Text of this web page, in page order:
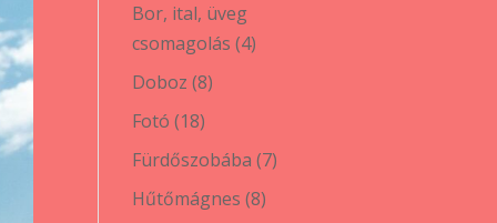
Bor, ital, üveg
csomagolás 44
Doboz 88
Fotó 1818
termék
Fürdőszobába 77
Hűtőmágnes 88